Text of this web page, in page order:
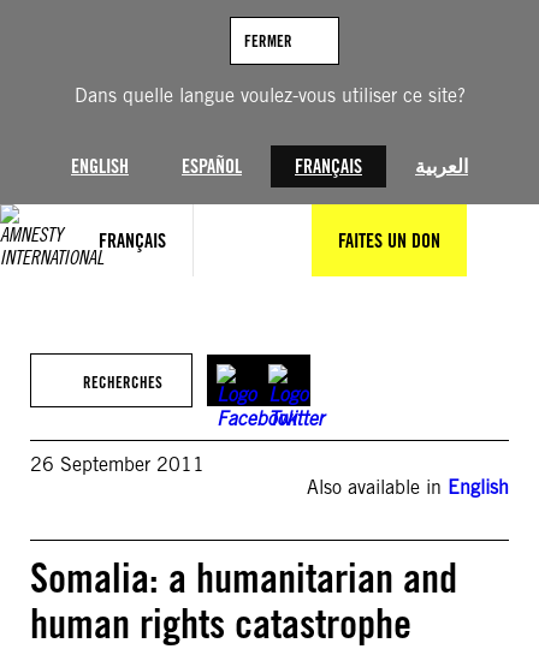
Dans quelle langue voulez-vous utiliser ce site?
ENGLISH ESPAÑOL FRANÇAIS العربية
FERMER
FRANÇAIS FAITES UN DON
RECHERCHES
26 September 2011
Also available in English
Somalia: a humanitarian and
human rights catastrophe